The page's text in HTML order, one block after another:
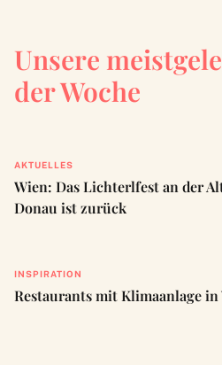
Unsere
der Woche
AKTUELLES
Wien: Das Lichterlfest an der
Donau ist zurück
INSPIRATION
Restaurants mit Klimaanlage in